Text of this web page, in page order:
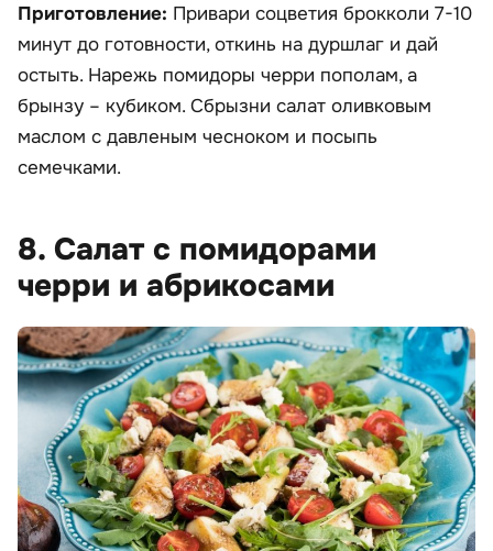
Приготовление: Привари соцветия брокколи 7-10
минут до готовности, откинь на дуршлаг и дай
остыть. Нарежь помидоры черри пополам, а
брынзу – кубиком. Сбрызни салат оливковым
маслом с давленым чесноком и посыпь
семечками.
8. Салат с помидорами
черри и абрикосами